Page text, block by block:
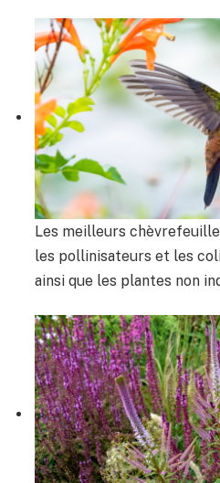
Les meilleurs
les pollinisateurs et les
ainsi que les plantes non